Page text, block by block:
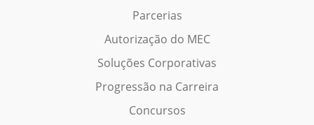
Parcerias
Autorização do MEC
Soluções Corporativas
Progressão na Carreira
Concursos